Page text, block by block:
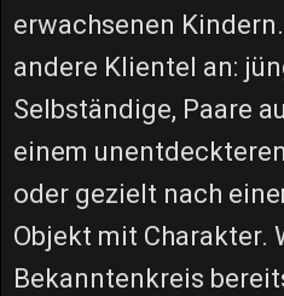
erwachsenen
andere Klientel an:
Selbständige, Paare
einem
oder gezielt nach
Objekt mit Charakter.
Bekanntenkreis